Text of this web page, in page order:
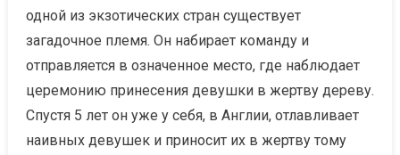
одной из экзотических стран существует
загадочное племя. Он набирает команду и
отправляется в означенное место, где наблюдает
церемонию принесения девушки в жертву дереву.
Спустя 5 лет он уже у себя, в Англии, отлавливает
наивных девушек и приносит их в жертву тому